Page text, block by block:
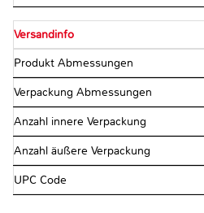
Versandinfo
Produkt Abmessungen
Verpackung Abmessungen
Anzahl innere Verpackung
Anzahl äußere Verpackung
UPC Code